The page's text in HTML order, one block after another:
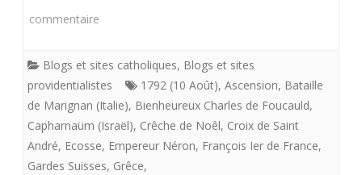
commentaire
Maître
imagier
Blogs et sites catholiques, Blogs et sites
providentialistes
1792 (10 Août), Ascension, Bataille
de Marignan (Italie), Bienheureux Charles de Foucauld,
Capharnaüm (Israël), Crêche de Noêl, Croix de Saint
André, Ecosse, Empereur Néron, François Ier de France,
Gardes Suisses, Grêce,